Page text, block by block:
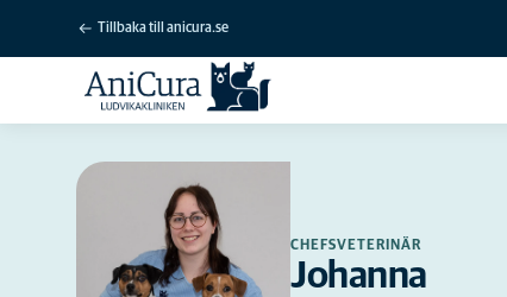
Tillbaka till anicura.se
CHEFSVETERINÄR
Johanna